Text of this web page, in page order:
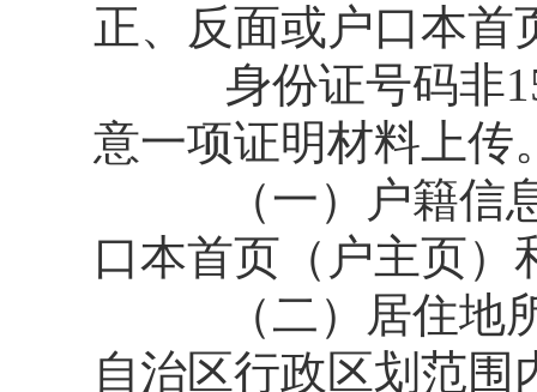
正、反面或户口本首
身份证号码非15
意一项证明材料上传
（一）户籍信息
口本首页（户主页）
（二）居住地所
自治区行政区划范围